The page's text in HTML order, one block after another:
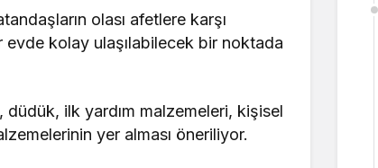
olası afetlere karşı
evde kolay ulaşılabilecek bir noktada
düdük, ilk yardım malzemeleri, kişisel
yer alması öneriliyor.